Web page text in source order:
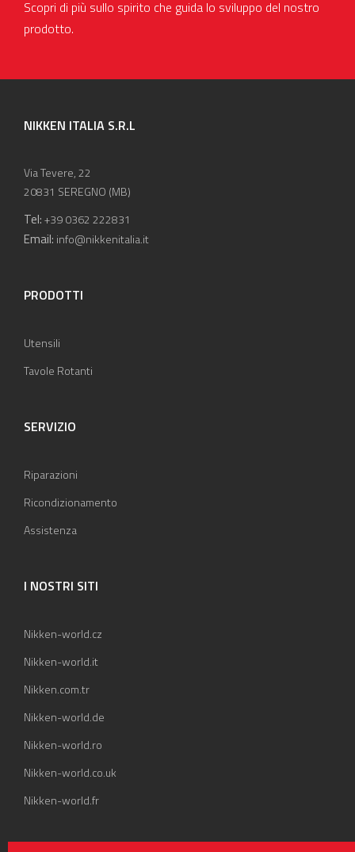
Scopri di più sullo spirito che guida lo sviluppo del nostro
prodotto.
NIKKEN ITALIA S.R.L
Via Tevere, 22
20831 SEREGNO (MB)
Tel:+39 0362 222831
Email: info@nikkenitalia.it
PRODOTTI
Utensili
Tavole Rotanti
SERVIZIO
Riparazioni
Ricondizionamento
Assistenza
I NOSTRI SITI
Nikken-world.cz
Nikken-world.it
Nikken.com.tr
Nikken-world.de
Nikken-world.ro
Nikken-world.co.uk
Nikken-world.fr